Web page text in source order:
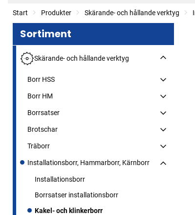
Start Produkter Skärande- och hållande verktyg
Sortiment
Skärande- och hållande verktyg
Borr HSS
Borr HM
Borrsatser
Brotschar
Träborr
Installationsborr, Hammarborr, Kärnborr
Installationsborr
Borrsatser installationsborr
Kakel- och klinkerborr